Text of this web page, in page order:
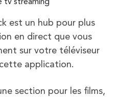
est un hub pour plus
en direct que vous
sur votre téléviseur
application.
section pour les films,